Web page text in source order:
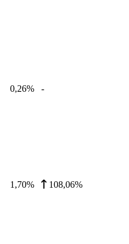
0,26% -
1,70% 108,06%